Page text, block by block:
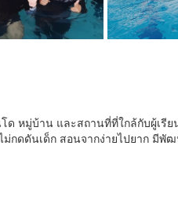
หมู่บ้าน และสถานที่ที่ใกล้กับผู้เรีย
กดดันเด็ก สอนจากง่ายไปยาก มี